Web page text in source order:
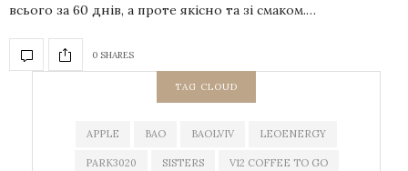
всього за 60 днів, а проте якісно та зі смаком.…
0 SHARES
TAG CLOUD
APPLE BAO BAOLVIV LEOENERGY
PARK3020 SISTERS V12 COFFEE TO GO